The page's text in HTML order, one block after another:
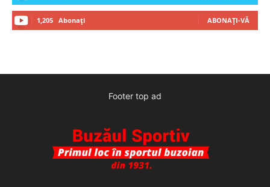
1,205 Abonați ABONAȚI-VĂ
Footer top ad